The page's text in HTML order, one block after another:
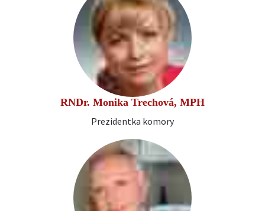
RNDr. Monika Trechová, MPH
Prezidentka komory